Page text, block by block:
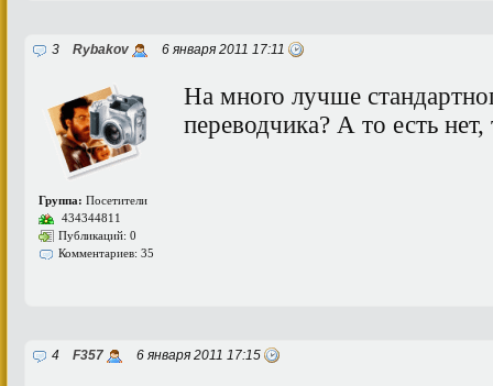
3 Rybakov 6 января 2011 17:11
Группа: Посетители
434344811
Публикаций: 0
Комментариев: 35
На много лучше
переводчика? А то есть
4 F357 6 января 2011 17:15